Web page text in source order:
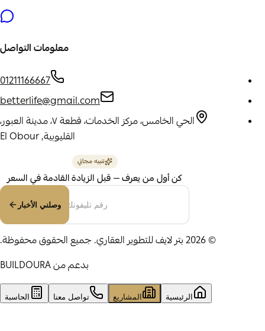
معلومات التواصل
01211166667
betterlife@gmail.com
الحي الخامس، مركز الخدمات، قطعة ٧، مدينة العبور،
القليوبية, El Obour
تنبيه مجاني
كن أول من يعرف — قبل الزيادة القادمة في السعر
وصلني الأخبار
©
2026بتر لايف للتطوير العقاري.جميع الحقوق محفوظة.
بدعم منBUILDOURA
الرئيسية المشاريع تواصل معنا الحاسبة